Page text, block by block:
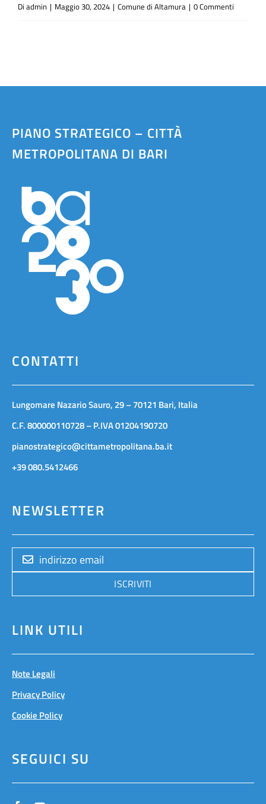
Di admin | Maggio 30, 2024 | Comune di Altamura | 0 Commenti
PIANO STRATEGICO – CITTÀ
METROPOLITANA DI BARI
CONTATTI
Lungomare Nazario Sauro, 29 – 70121 Bari, Italia
C.F. 800000110728 – P.IVA 01204190720
pianostrategico@cittametropolitana.ba.it
+39 080.5412466
NEWSLETTER
ISCRIVITI
LINK UTILI
Note Legali
Privacy Policy
Cookie Policy
SEGUICI SU